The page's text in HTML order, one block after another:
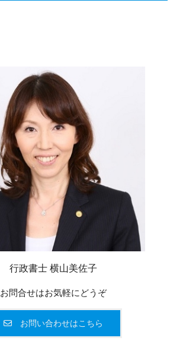
行政書士 横山美佐子
お問合せはお気軽にどうぞ
お問い合わせはこちら